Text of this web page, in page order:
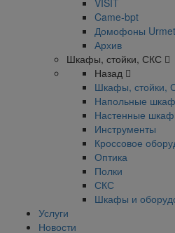
VISIT
Came-bpt
Домофоны Urmet
Архив
Шкафы, стойки, СКС
Назад
Шкафы, стойки,
Напольные
Настенные
Инструменты
Кроссовое
Оптика
Полки
СКС
Шкафы и
Услуги
Новости